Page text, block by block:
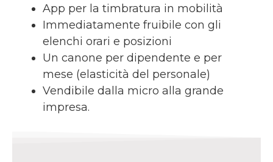
App per la timbratura in mobilità
Immediatamente fruibile con gli
elenchi orari e posizioni
Un canone per dipendente e per
mese (elasticità del personale)
Vendibile dalla micro alla grande
impresa.